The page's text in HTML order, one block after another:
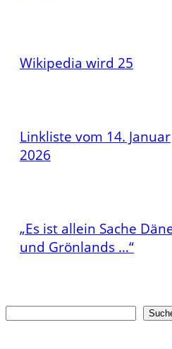
Wikipedia wird 25
Linkliste vom 14. Januar
2026
„Es ist allein Sache
und Grönlands …“
Suchen